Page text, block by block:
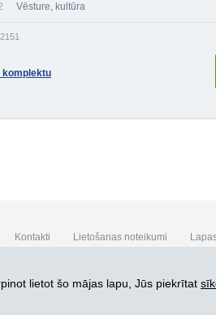
Vēsture, kultūra
Kontakti Lietošanas noteikumi
lietot šo mājas lapu, Jūs piekrītat